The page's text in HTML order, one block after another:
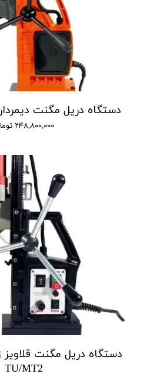
دستگاه دریل مگنت دیمردار AST-PRO/T150
۲۴۸,۸۰۰,۰۰۰ تومان
TU/MT2